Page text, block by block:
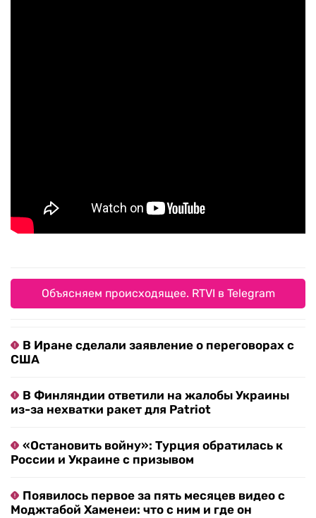
Объясняем происходящее. RTVI в Telegram
В Иране сделали заявление о переговорах с
США
В Финляндии ответили на жалобы Украины
из-за нехватки ракет для Patriot
«Остановить войну»: Турция обратилась к
России и Украине с призывом
Появилось первое за пять месяцев видео с
Моджтабой Хаменеи: что с ним и где он